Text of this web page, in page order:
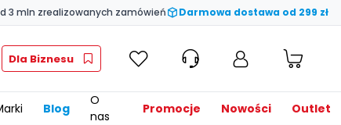
3 mln zrealizowanych zamówień Darmowa dostawa od 299 zł
Dla Biznesu
Blog
O
nas
Promocje Nowości Outlet